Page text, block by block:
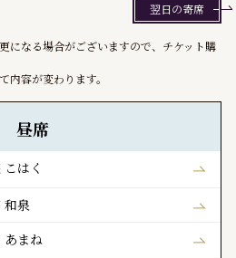
翌日の寄席
になる場合がございますので、チケット購
内容が変わります。
昼席
はく
和泉
あまね